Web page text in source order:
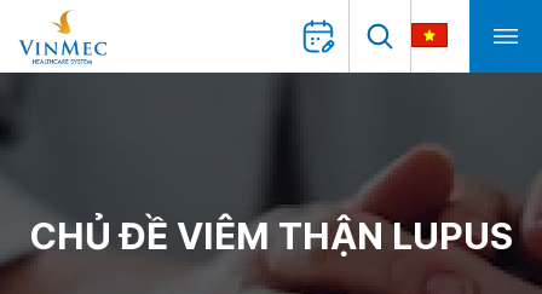
CHỦ ĐỀ VIÊM THẬN LUPUS